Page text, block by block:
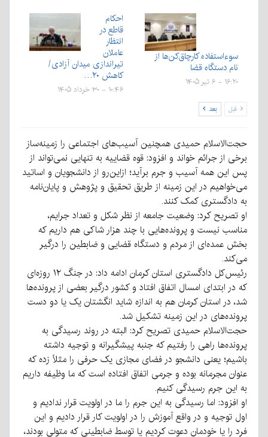
سوءاستفاده کارچاق‌کن‌ها از
نام دستگاه قضا
۱۶:۲۰ - ۶ تیر ۱۴۰۵
احکام
قاطع در
انتظار
عاملان
تیراندازی میدان آزادی/
کاهش ۲۰…
۱۰:۴۶ - ۳۰ خرداد ۱۴۰۵
قبل بعد
حجت‌الاسلام حمیدی همچنین آسیب‌های اجتماعی را زمینه‌ساز
برخی از جرائم خواند و افزود: قوه قضاییه به تنهایی نمی‌تواند از
پس این همه آسیب و جرم برآید؛ ازاین‌رو از دانشجویان و اساتید
می‌خواهیم در این زمینه از طریق تحقیق و پژوهش و پایان‌نامه
به دادگستری کمک کنند.
او تصریح کرد: وضعیت جامعه از نظر شکل و تعداد جرایم،
مناسب نیست و پرونده‌هایی با چند هزار شاکی هم داریم که
بخش عمده‌ای از مردم و دستگاه قضایی و ضابطین را درگیر
می‌کند.
رئیس‌کل دادگستری استان کرمان ادامه داد: در جنگ ۱۲ روزه‌ای
که در ابتدای امسال اتفاق افتاد و کشور درگیر بعضی از پرونده‌ها
شد، در استان کرمان هم به اندازه شاید انگشتان یک یا دو دست
پرونده‌های در این زمینه تشکیل شد.
حجت‌الاسلام حمیدی تصریح کرد: البته در روند رسیدگی به
پرونده‌ها راهی را رفتیم که جنبه پیشگیرانه و توجیه داشته
باشیم؛ یعنی دانشجو در فضای مجازی یک حرفی را مثلاً زده که
عنوان مجرمانه بوده و جرمی اتفاق افتاده است که ما وظیفه داریم
به این جرم رسیدگی کنیم.
او افزود: اما رسیدگی به این جرم را ما در اولویت قرار ندادیم و
اول توجیه و در واقع آموزش را در اولویت کار قرار دادیم و این
فرد را یا خودمان دعوت کردیم یا توسط ضابطینی که متولی بودند،